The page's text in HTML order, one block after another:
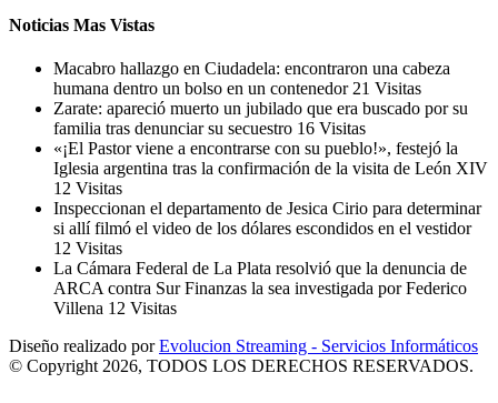
Noticias Mas Vistas
Macabro hallazgo en Ciudadela: encontraron una cabeza
humana dentro un bolso en un contenedor 21 Visitas
Zarate: apareció muerto un jubilado que era buscado por su
familia tras denunciar su secuestro 16 Visitas
«¡El Pastor viene a encontrarse con su pueblo!», festejó la
Iglesia argentina tras la confirmación de la visita de León XIV
12 Visitas
Inspeccionan el departamento de Jesica Cirio para determinar
si allí filmó el video de los dólares escondidos en el vestidor
12 Visitas
La Cámara Federal de La Plata resolvió que la denuncia de
ARCA contra Sur Finanzas la sea investigada por Federico
Villena 12 Visitas
Diseño realizado porEvolucion Streaming - Servicios Informáticos
© Copyright 2026, TODOS LOS DERECHOS RESERVADOS.